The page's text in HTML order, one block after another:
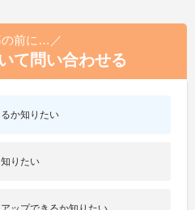
の前に…／
て問い合わせる
か知りたい
りたい